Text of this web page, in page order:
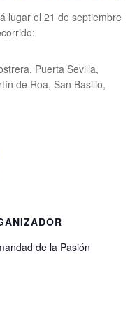
lugar el 21 de septiembre
Puerta Sevilla,
de Roa, San Basilio,
de la Pasión